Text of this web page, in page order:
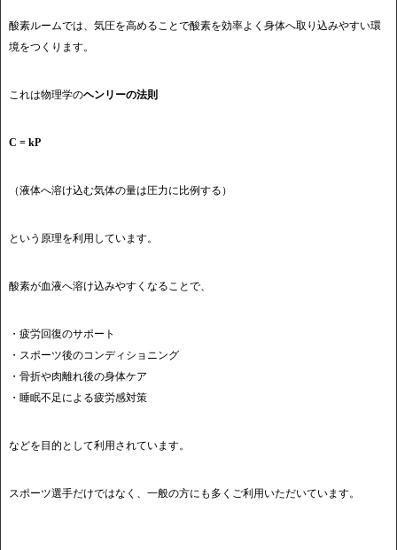
酸素ルームでは、気圧を高めることで酸素を効率よく身体へ取り込みやすい環
境をつくります。
これは物理学のヘンリーの法則
C = kP
（液体へ溶け込む気体の量は圧力に比例する）
という原理を利用しています。
酸素が血液へ溶け込みやすくなることで、
・疲労回復のサポート
・スポーツ後のコンディショニング
・骨折や肉離れ後の身体ケア
・睡眠不足による疲労感対策
などを目的として利用されています。
スポーツ選手だけではなく、一般の方にも多くご利用いただいています。